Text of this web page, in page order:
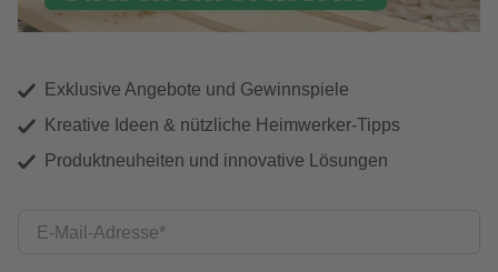
Exklusive Angebote und Gewinnspiele
Kreative Ideen & nützliche Heimwerker-Tipps
Produktneuheiten und innovative Lösungen
E-Mail-Adresse